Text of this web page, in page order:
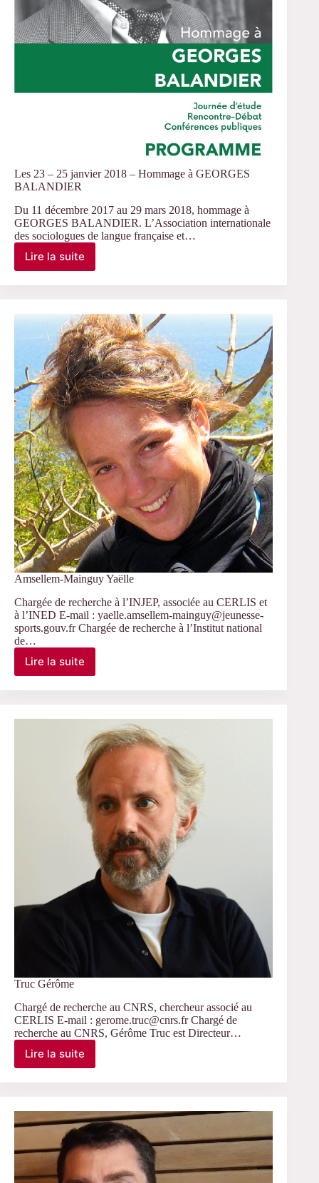
Les 23 – 25 janvier 2018 – Hommage à GEORGES
BALANDIER
Du 11 décembre 2017 au 29 mars 2018, hommage à
GEORGES BALANDIER. L’Association internationale
des sociologues de langue française et…
Lire la suite
Les
janvier
2018
–
Hommage
à
GEORGES
BALANDIER
Amsellem-Mainguy Yaëlle
Chargée de recherche à l’INJEP, associée au CERLIS et
à l’INED E-mail : yaelle.amsellem-mainguy@jeunesse-
sports.gouv.fr Chargée de recherche à l’Institut national
de…
Lire la suite
Amsellem-
Truc Gérôme
Chargé de recherche au CNRS, chercheur associé au
CERLIS E-mail : gerome.truc@cnrs.fr Chargé de
recherche au CNRS, Gérôme Truc est Directeur…
Lire la suite
Truc